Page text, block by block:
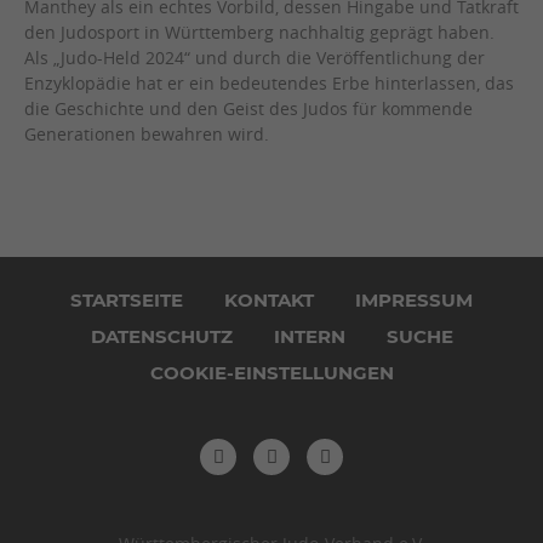
Manthey als ein echtes Vorbild, dessen Hingabe und Tatkraft
den Judosport in Württemberg nachhaltig geprägt haben.
Als „Judo-Held 2024“ und durch die Veröffentlichung der
Enzyklopädie hat er ein bedeutendes Erbe hinterlassen, das
die Geschichte und den Geist des Judos für kommende
Generationen bewahren wird.
überspringen
STARTSEITE KONTAKT
IMPRESSUM
DATENSCHUTZ
INTERN
SUCHE
COOKIE-EINSTELLUNGEN